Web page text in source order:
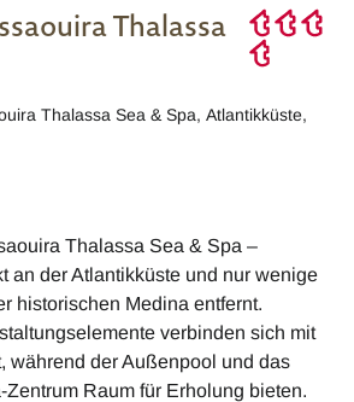
Thalassa
Thalassa Sea & Spa,Atlantikküste,
Thalassa Sea & Spa –
an der Atlantikküste und nur wenige
historischen Medina entfernt.
verbinden sich mit
während der Außenpool und das
Raum für Erholung bieten.